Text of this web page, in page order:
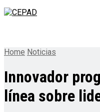
Home Noticias
Innovador
línea sobre